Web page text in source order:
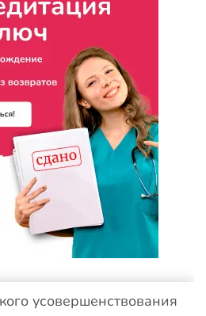
усовершенствования